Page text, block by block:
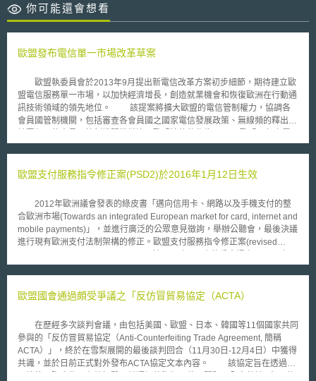
你可能還會想看
歐盟發布電信單一市場改革草案
歐盟執委員會於2013年9月提出新電信改革方案初步細節，期待建立歐
盟電信服務單一市場，以加快經濟增長，創造就業機會和恢復歐洲在行動通
訊技術領域的領先地位。 該提案將擴大歐盟的電信管制權力，協調各
會員國管制機關，包括審查各會員國之國家電信發展政策、無線頻的釋出和
信漫遊價格上限將維持，但將由2014年開始逐年降低；另外將於2014年推
家電信業者推出泛歐的通訊費率。這將形成一個類似的跨國電信營運許可，
信服務。歐盟也希望看到各會員國固網電信的價格持續下降，達到與國內長
途電話同樣水平的價格。 執委會也在該草案中提出，將致力於規範寬
頻網路接取的批發價格管制，以及其他各類行電信服務批發市場的管制。此
外，歐盟將推動完整的、統一的消費者保護規則，以防止各會員國管制機關
的保護不足。 為了鼓勵更快地釋出無線頻譜資源，歐盟希望制定授權
動寬頻市場，並且將建議如果頻譜使用效率過低，業者將可能被取消執照。
後該草案針對「網路中立」的問題也提出解決方案，將禁止電信市場的競爭
要提供的更透明的寬頻網路連線實際速率資訊，降低「誤導性的廣告」損害
消費者權益。然而，電信業者也能夠提供更高的連線速度，或較佳的網路傳
輸品質保證，使客戶支付較高的價格取得較優質的服務。 歐盟認為歐
洲的戰略利益和經濟進步，與泛歐電信單一市場的建立密不可分的，同時希
望藉由本次改革，提供歐盟公民充分、公平、高品質、普及的網際網路與行
歐盟支付服務指令修正案(PSD2)於2016年1月12日生效
2012年歐洲議會發表的綠皮書「邁向信用卡、網路以及手機支付的整
合歐洲市場(Towards an integrated European market for card, internet and
mobile payments)」，並進行廣泛的公眾意見徵詢，舉辦公聽會，最後決議
進行現有歐洲支付法制架構的修正。歐盟支付服務指令修正案(revised
10月歐洲議會通過，今年1月12日生效，預期英國、保加利亞、丹麥、德
致對於修正案表示歡迎，因為本次修正將會大幅提升支付創新應用的發展可
修正，新增第三方支付服務提供人(third party payment service provider，
簡稱TPP)為支付服務之內容(附件一第7項)。TPP的內涵為透過對於其它支
付服務提供者的支付帳戶的存取，提供包含支付發動服務(payment
initiation services)以及帳戶資訊服務(account information services)。依照
第58條規定，TPP服務提供者具備下列義務： 1.確保支付服務使用者的個人
歐盟國會通過頗受爭議之「反仿冒貿易協定（ACTA）
在歷經多次談判會議，由包括美國、歐盟、日本、韓國等11個國家共同
參與的「反仿冒貿易協定（Anti-Counterfeiting Trade Agreement, 簡稱
ACTA）」，終於在雪梨展開的最後談判回合（11月30日-12月4日）中獲得
共識，並於日前正式對外發布ACTA協定文本內容。 該協定旨在透過跨